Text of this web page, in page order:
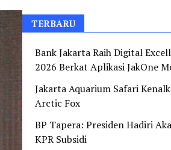
TERBARU
Bank Jakarta Raih Digital
2026 Berkat Aplikasi JakOne
Jakarta Aquarium Safari
Arctic Fox
BP Tapera: Presiden Hadiri
KPR Subsidi